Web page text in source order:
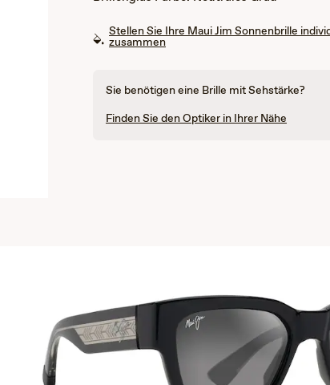
Stellen Sie Ihre Maui Jim Sonnenbrille
zusammen
Sie benötigen eine Brille mit Sehstärke?
Finden Sie den Optiker in Ihrer Nähe